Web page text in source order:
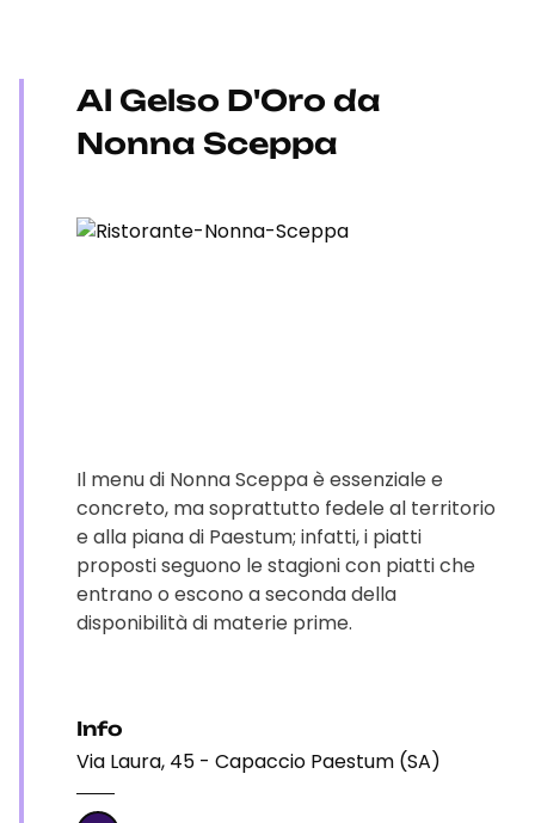
Al Gelso D'Oro da
Nonna Sceppa
Il menu di Nonna Sceppa è essenziale e
concreto, ma soprattutto fedele al territorio
e alla piana di Paestum; infatti, i piatti
proposti seguono le stagioni con piatti che
entrano o escono a seconda della
disponibilità di materie prime.
Info
Via Laura, 45 - Capaccio Paestum (SA)